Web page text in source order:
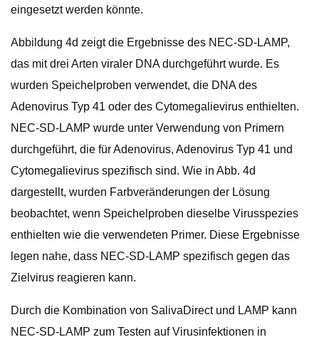
eingesetzt werden könnte.
Abbildung 4d zeigt die Ergebnisse des NEC-SD-LAMP,
das mit drei Arten viraler DNA durchgeführt wurde. Es
wurden Speichelproben verwendet, die DNA des
Adenovirus Typ 41 oder des Cytomegalievirus enthielten.
NEC-SD-LAMP wurde unter Verwendung von Primern
durchgeführt, die für Adenovirus, Adenovirus Typ 41 und
Cytomegalievirus spezifisch sind. Wie in Abb. 4d
dargestellt, wurden Farbveränderungen der Lösung
beobachtet, wenn Speichelproben dieselbe Virusspezies
enthielten wie die verwendeten Primer. Diese Ergebnisse
legen nahe, dass NEC-SD-LAMP spezifisch gegen das
Zielvirus reagieren kann.
Durch die Kombination von SalivaDirect und LAMP kann
NEC-SD-LAMP zum Testen auf Virusinfektionen in